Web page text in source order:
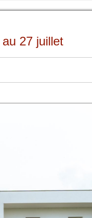
27 juillet